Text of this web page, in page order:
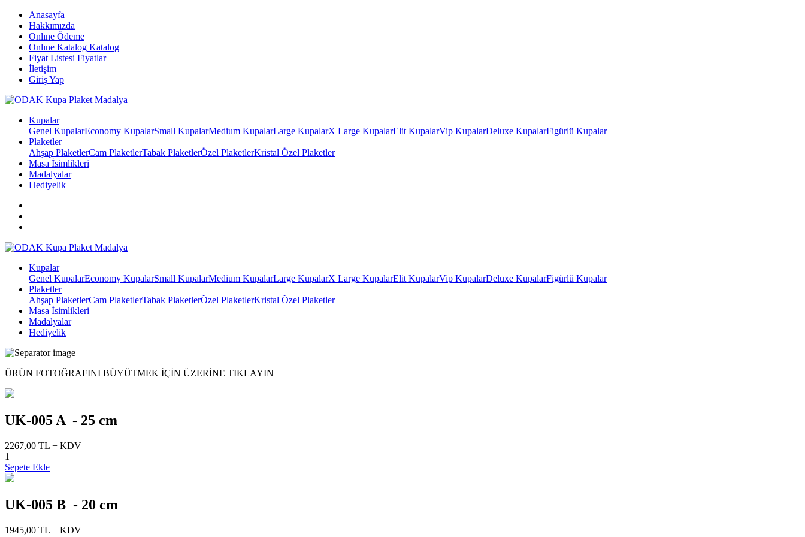
Anasayfa
Hakkımızda
Onlıne Ödeme
Onlıne Katalog Katalog
Fiyat Listesi Fiyatlar
İletişim
Giriş Yap
Kupalar
Genel KupalarEconomy KupalarSmall KupalarMedium KupalarLarge KupalarX Large KupalarElit KupalarVip KupalarDeluxe KupalarFigürlü Kupalar
Plaketler
Ahşap PlaketlerCam PlaketlerTabak PlaketlerÖzel PlaketlerKristal Özel Plaketler
Masa İsimlikleri
Madalyalar
Hediyelik
Kupalar
Genel KupalarEconomy KupalarSmall KupalarMedium KupalarLarge KupalarX Large KupalarElit KupalarVip KupalarDeluxe KupalarFigürlü Kupalar
Plaketler
Ahşap PlaketlerCam PlaketlerTabak PlaketlerÖzel PlaketlerKristal Özel Plaketler
Masa İsimlikleri
Madalyalar
Hediyelik
ÜRÜN FOTOĞRAFINI BÜYÜTMEK IÇIN ÜZERINE TIKLAYIN
UK-005 A - 25 cm
2267,00 TL + KDV
1
Sepete Ekle
UK-005 B - 20 cm
1945,00 TL + KDV